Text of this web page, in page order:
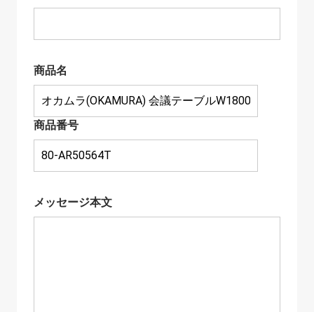
商品名
商品番号
メッセージ本文